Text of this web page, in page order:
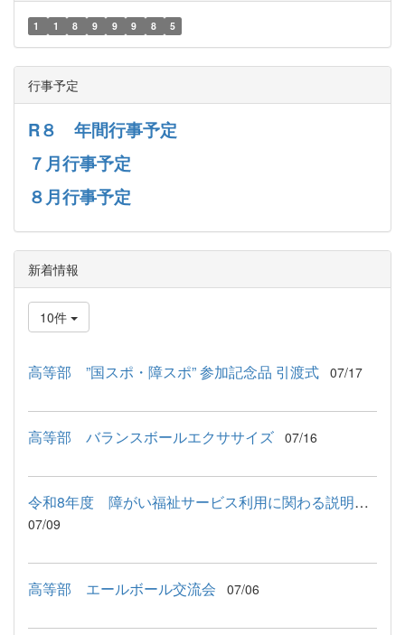
1 1 8 9 9 9 8 5
行事予定
R８ 年間行事予定
７月行事予定
８月行事予定
新着情報
10件
高等部 ”国スポ・障スポ” 参加記念品 引渡式 07/17
高等部 バランスボールエクササイズ 07/16
令和8年度 障がい福祉サービス利用に関わる説明会が行われました
07/09
高等部 エールボール交流会 07/06